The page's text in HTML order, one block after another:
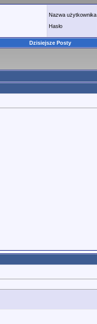
Nazwa użytkownika
Hasło
Dzisiejsze Posty